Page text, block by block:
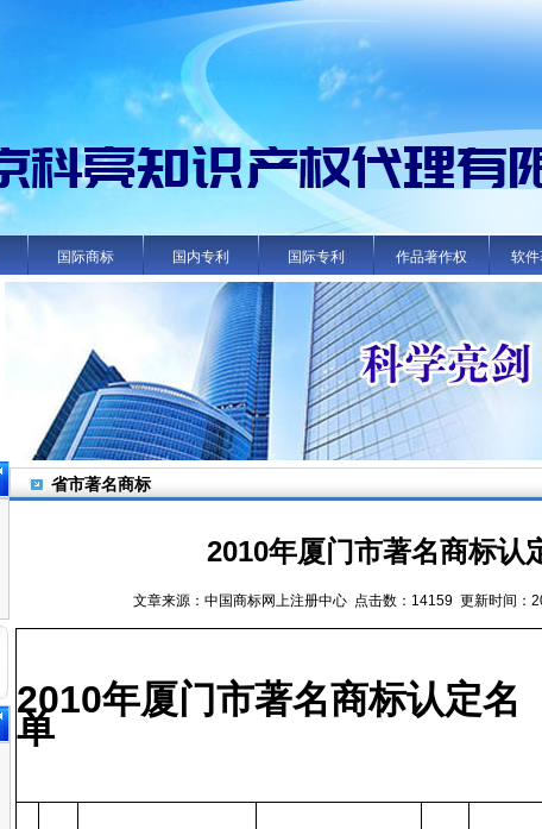
国际商标 国内专利 国际专利 作品著作权 软件
省市著名商标
2010年厦门市著名商标认
文章来源：中国商标网上注册中心 点击数：14159 更新时间：
2010年厦门市著名商标认定名
单